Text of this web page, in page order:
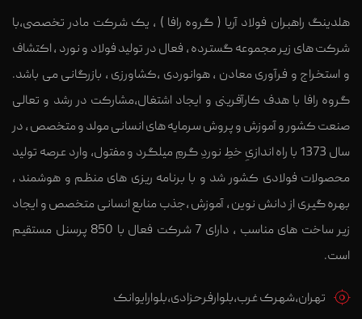
هلدینگ راهبران فولاد آریا ( گروه رافا ) ، یک شرکت مادر تخصصی،با
شرکت های زیر مجموعه گسترده ، فعال در تولید فولاد و نورد ، اکتشاف
و استخراج و فرآوری معادن ، هوانوردی ،کشاورزی ، بازرگانی می باشد.
گروه رافا با هدف کارآفرینی و ایجاد اشتغال،مشارکت در رشد و تعالی
صنعت کشور و آموزش و پروش سرمایه های انسانی مولد و متخصص ، در
سال 1373 با راه اندازیِ خطِ نوردِ گرمِ میلگرد و مفتول، وارد عرصه تولید
محصولات فولادی کشور شد و با برنامه ریزی های منظم و هوشمند ،
بهره گیری از دانش نوین ، آموزش ،جذب منابع انسانی متخصص و ایجاد
زیر ساخت های مناسب ، دارای 7 شرکت فعال با 850 پرسنل مستقیم
است.
تهران،شهرک غرب،بلوارفرحزادی،بلوارایوانک